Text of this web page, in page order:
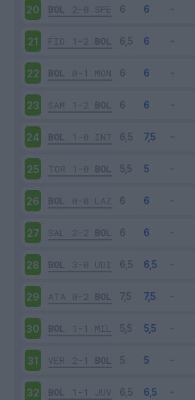
20 BOL 2-0 SPE
21 FIO 1-2 BOL
22 BOL 0-1 MON
23 SAM 1-2 BOL
24 BOL 1-0 INT
25 TOR 1-0 BOL
26 BOL 0-0 LAZ
27 SAL 2-2 BOL
28 BOL 3-0 UDI
29 ATA 0-2 BOL
30 BOL 1-1 MIL
31 VER 2-1 BOL
32 BOL 1-1 JUV